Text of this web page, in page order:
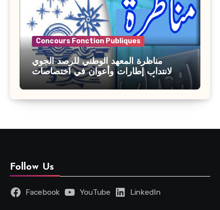
Concours Fonction Publiques
مناظرة المعهد الوطني للرصد الجوي
لانتداب إطارات وأعوان في اختصاصات
مختلفة : أخر اجل للترشح 27 جويلية 2026
Follow Us
Facebook YouTube LinkedIn